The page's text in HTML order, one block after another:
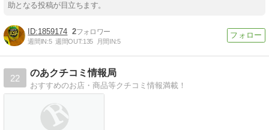
助となる投稿が目立ちます。
1859174 2
週間IN:5 週間OUT:135 月間IN:5
22
のあクチコミ情報局
おすすめのお店・商品等クチコミ情報満載！